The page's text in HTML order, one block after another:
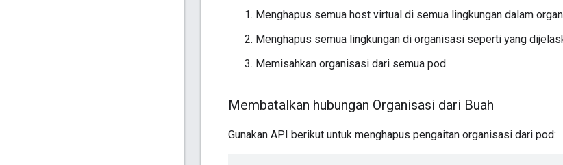
Menghapus semua host virtual di semua lingkungan dalam
Menghapus semua lingkungan di organisasi seperti yang
Memisahkan organisasi dari semua pod.
Membatalkan hubungan Organisasi dari Buah
Gunakan API berikut untuk menghapus pengaitan organisasi dari pod: